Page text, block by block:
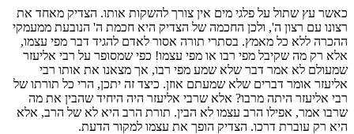
כאשר עץ שתול על פלגי מים אין צורך להשקות אותו. הצדיק מאחד את
רצונו עם רצון ה', ולכן החכמה של הצדיק היא חכמת ה' הנובעת ממעמקי
ההכרה ללא כל מאמץ. בסתרי תורה אסור לאדם להגיד דבר מפי עצמו,
אלא רק מה שקיבל מפי רבו או מפי עצמו! כפי שמסופר על רבי אליעזר
שמעולם לא אמר דבר שלא שמע מפי רבו, אך מצאנו את אותו רבי
אליעזר אומר דברים שלא שמעתם אוזן. כיצד זה יתכן, הרי כל תורתו של
רבי אליעזר היתה מרבו? אלא שרבי אליעזר היה היחיד שהבין את מה
שרבו אמר, אפילו הרב עצמו לא הבין. תורת הרב היא לא של הרב, אלא
היא רק עוברת דרכו. הצדיק הופך את עצמו למקור הדעת.